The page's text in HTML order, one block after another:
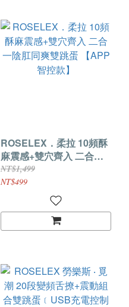
ROSELEX．柔拉 10頻酥
麻震感+雙穴齊入 二合一
陰肛同爽雙跳蛋 【APP智
控款】
NT$1,499
NT$499